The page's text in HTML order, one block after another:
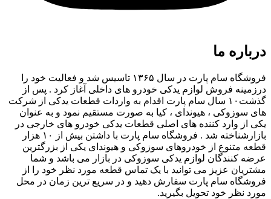
درباره ما
فروشگاه سام پارت در سال ۱۳۶۵ تاسیس شد و فعالیت خود را
درزمینه فروش لوازم یدکی خودرو های داخلی آغاز کرد . پس از
گذشت۱۰ سال سام پارت اقدام به واردات قطعات یدکی از شرکت
های سوزوکی ، هیوندای ، کیا به صورت مستقیم نمود و به عنوان
یکی از وارد کننده های اصلی قطعات یدکی خودرو های خارجی در
بازارشناخته شد . فروشگاه سام پارت با داشتن بیش از ۱۰ هزار
قطعه متنوع از خودروهای سوزوکی و هیوندای یکی از بزرگترین
عرضه کنندگان لوازم یدکی سوزوکی در بازار می باشد و شما
مشتریان عزیز می توانید با یک تماس قطعه مورد نظر خود را از
فروشگاه سام پارت سفارش دهید و در سریع ترین زمان در محل
مورد نظر خود تحویل بگیرید.